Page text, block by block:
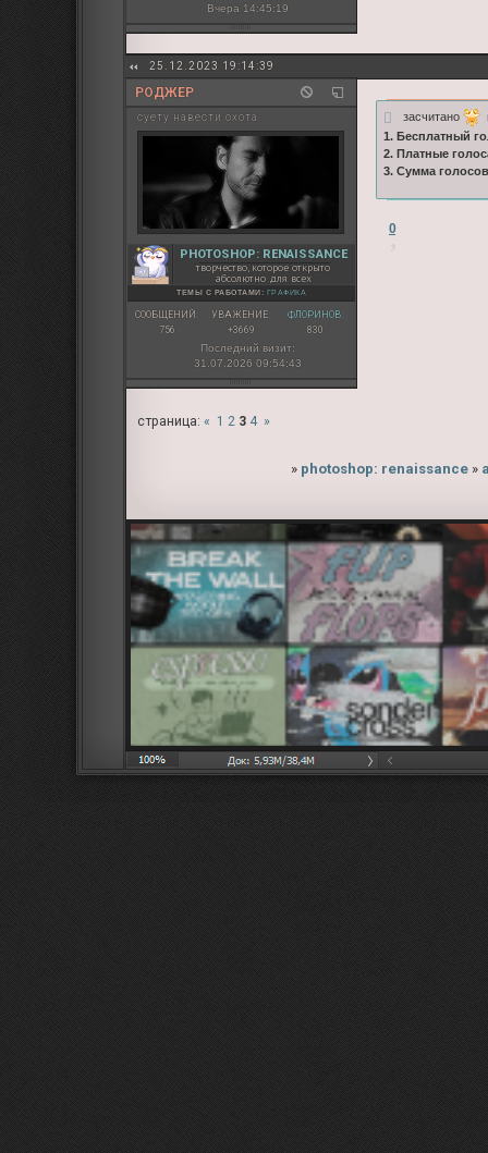
Вчера 14:45:19
25.12.2023 19:14:39
РОДЖЕР
суету навести охота
PHOTOSHOP: RENAISSANCE
творчество, которое открыто
абсолютно для всех
ТЕМЫ С РАБОТАМИ: ГРАФИКА
СООБЩЕНИЙ:
756
УВАЖЕНИЕ:
+3669
ФЛОРИНОВ:
830
Последний визит:
31.07.2026 09:54:43
засчитано
1. Бесплатный
2. Платные
3. Сумма
0
страница:« 1 2 3 4 »
» photoshop: renaissance »